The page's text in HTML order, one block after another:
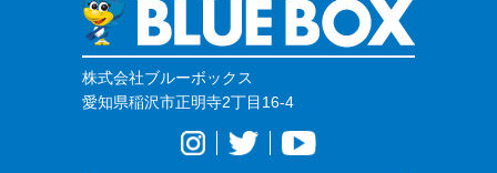
株式会社ブルーボックス
愛知県稲沢市正明寺2丁目16-4